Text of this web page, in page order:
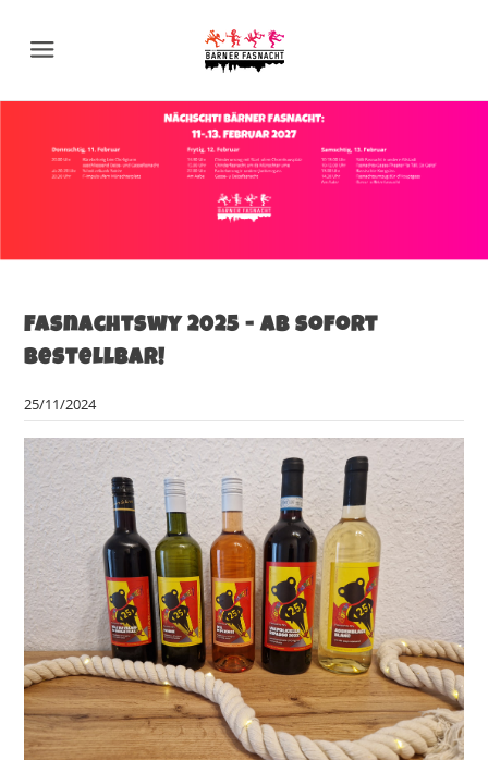
Menu
Fasnachtswy 2025 - ab sofort
bestellbar!
25/11/2024